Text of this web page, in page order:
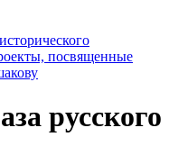
посвященные
русского